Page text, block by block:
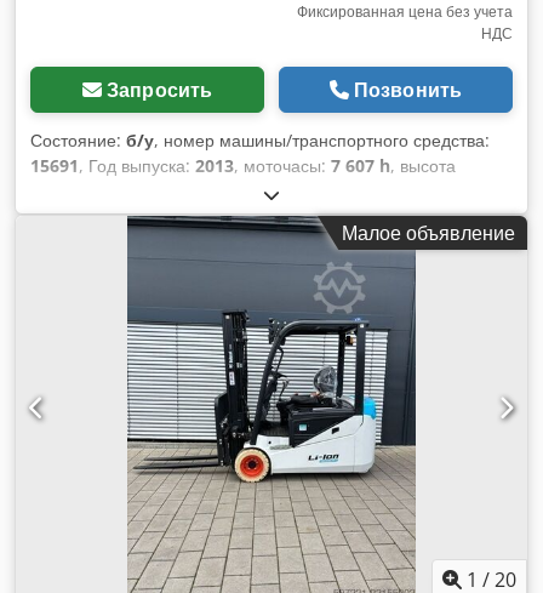
Фиксированная цена без учета
НДС
Запросить Позвонить
Состояние: б/у, номер машины/транспортного средства:
15691, Год выпуска: 2013, моточасы: 7 607 h, высота
, тип двигателя: Дизель, производитель:
Bobcat Dedpfx Afew R Av Ijvsck
Малое объявление
1 /20